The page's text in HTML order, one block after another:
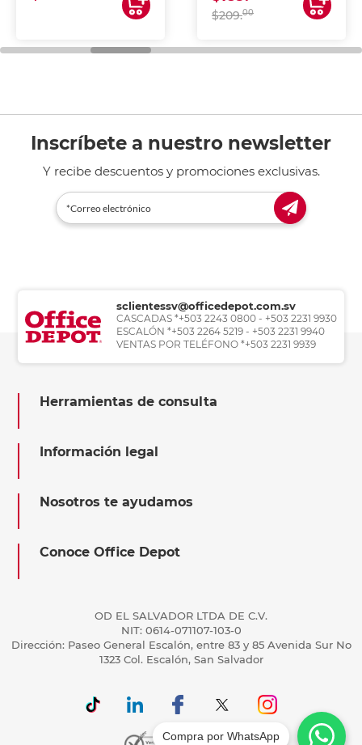
$209.00
Inscríbete a nuestro newsletter
Y recibe descuentos y promociones exclusivas.
sclientessv@officedepot.com.sv
CASCADAS *+503 2243 0800 - +503 2231 9930
ESCALÓN *+503 2264 5219 - +503 2231 9940
VENTAS POR TELÉFONO *+503 2231 9939
Herramientas de consulta
Información legal
Nosotros te ayudamos
Conoce Office Depot
OD EL SALVADOR LTDA DE C.V.
NIT: 0614-071107-103-0
Dirección: Paseo General Escalón, entre 83 y 85 Avenida Sur No
1323 Col. Escalón, San Salvador
Compra por WhatsApp